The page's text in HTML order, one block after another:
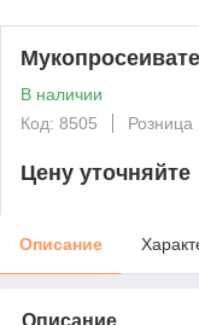
В наличии
Код: 8505
Розница
Цену уточняйте
Описание
Описание